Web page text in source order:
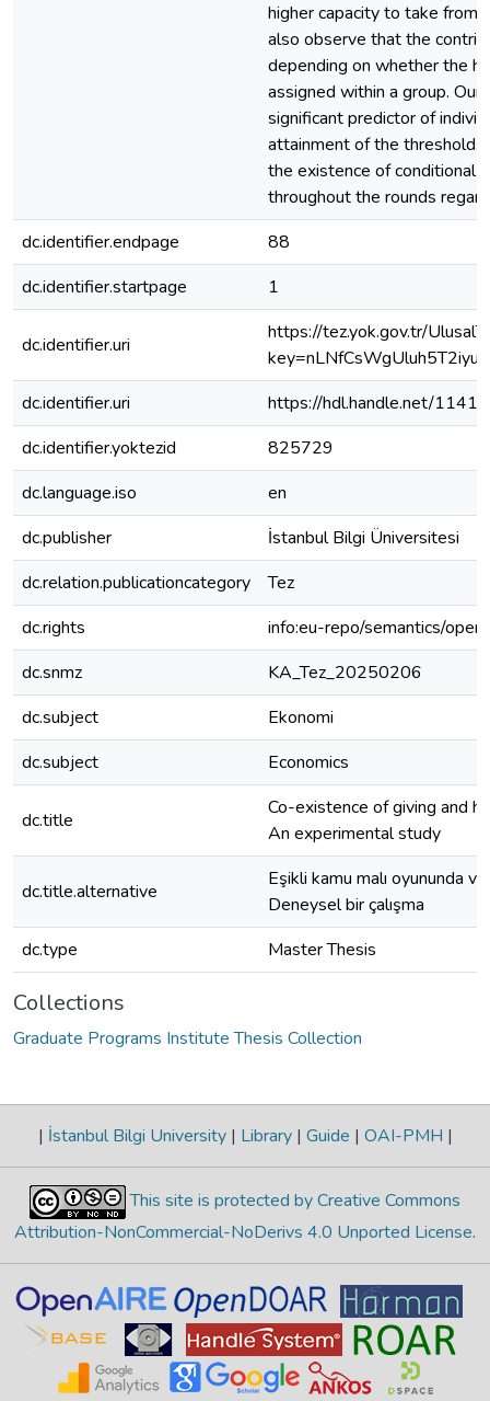
higher capacity to take from
also observe that the
depending on whether the
assigned within a group.
significant predictor of
attainment of the threshold.
the existence of conditional
throughout the rounds
dc.identifier.endpage
88
dc.identifier.startpage
1
dc.identifier.uri
https://tez.yok.gov.tr/
dc.identifier.uri
https://hdl.handle.net/
dc.identifier.yoktezid
825729
dc.language.iso
en
dc.publisher
İstanbul Bilgi Üniversitesi
dc.relation.publicationcategory
Tez
dc.rights
info:eu-repo/semantics/
dc.snmz
KA_Tez_20250206
dc.subject
Ekonomi
dc.subject
Economics
dc.title
Co-existence of giving and
An experimental study
dc.title.alternative
Eşikli kamu malı oyununda
Deneysel bir çalışma
dc.type
Master Thesis
Collections
Graduate Programs Institute Thesis Collection
| İstanbul Bilgi University | Library | Guide | OAI-PMH |
This site is protected by Creative Commons
Attribution-NonCommercial-NoDerivs 4.0 Unported License.